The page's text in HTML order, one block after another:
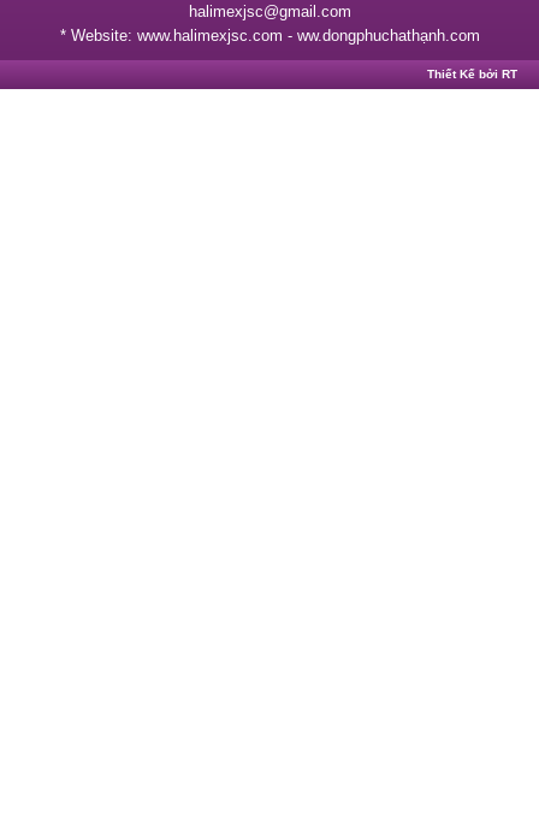
halimexjsc@gmail.com
* Website: www.halimexjsc.com - ww.dongphuchathạnh.com
Thiết Kế bởi RT